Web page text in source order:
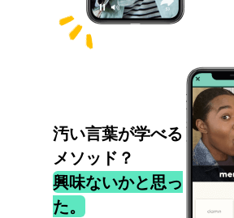
汚い言葉が学べる
メソッド？
興味ないかと思っ
た。